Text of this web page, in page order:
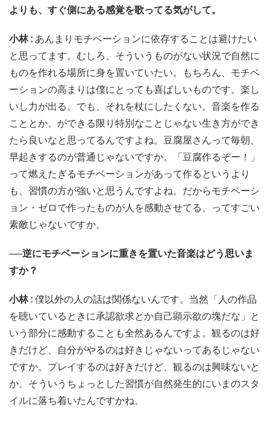
よりも、すぐ側にある感覚を歌ってる気がして。
小林 : あんまりモチベーションに依存することは避けたい
と思ってます。むしろ、そういうものがない状況で自然に
ものを作れる場所に身を置いていたい。もちろん、モチベ
ーションの高まりは僕にとっても喜ばしいものです。楽し
いし力が出る。でも、それを杖にしたくない。音楽を作る
こととか、ができる限り特別なことじゃない生き方ができ
たら良いなと思ってるんですよね。豆腐屋さんって毎朝、
早起きするのが普通じゃないですか。「豆腐作るぞー！」
って燃えたぎるモチベーションがあって作るというより
も、習慣の方が強いと思うんですよね。だからモチベーシ
ョン・ゼロで作ったものが人を感動させてる、ってすごい
素敵じゃないですか。
──逆にモチベーションに重きを置いた音楽はどう思いま
すか？
小林 :僕以外の人の話は関係ないんです。当然「人の作品
を聴いているときに承認欲求とか自己顕示欲の塊だな」と
いう部分に感動することも全然あるんですよ。観るのは好
きだけど、自分がやるのは好きじゃないってあるじゃない
ですか。プレイするのは好きだけど、観るのは興味ないと
か、そういうちょっとした習慣が自然発生的にいまのスタ
イルに落ち着いたんですかね。